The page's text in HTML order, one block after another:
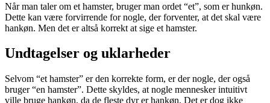
Når man taler om et hamster, bruger man ordet “et”, som er hunkøn.
Dette kan være forvirrende for nogle, der forventer, at det skal være
hankøn. Men det er altså korrekt at sige et hamster.
Undtagelser og uklarheder
Selvom “et hamster” er den korrekte form, er der nogle, der også
bruger “en hamster”. Dette skyldes, at nogle mennesker intuitivt
ville bruge hankøn, da de fleste dyr er hankøn. Det er dog ikke